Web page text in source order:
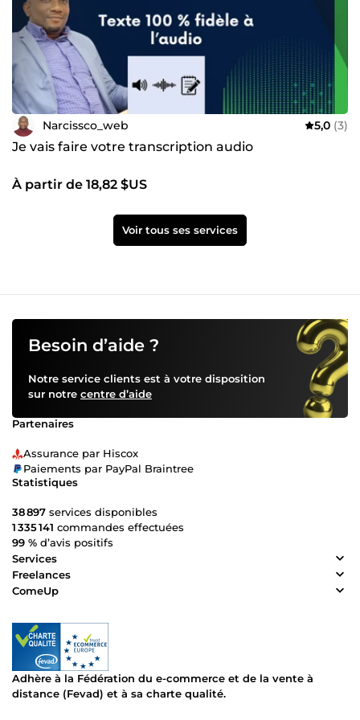
présentation professionnelle ; je serais ravi de faire partie
de votre équipe et de vous offrir des résultats concrets et
impressionnants. Ensemble, nous pouvons réaliser de
grandes choses !
Narcissco_web 5,0 (3)
Je vais faire votre transcription audio
À partir de 18,82 $US
Voir tous ses services
Besoin d’aide ?
Notre service clients est à votre disposition
sur notre centre d’aide
Partenaires
Assurance par Hiscox
Paiements par PayPal Braintree
Statistiques
38 897 services disponibles
1 335 141 commandes effectuées
99 % d’avis positifs
Services
Freelances
ComeUp
Adhère à la Fédération du e-commerce et de la vente à
distance (Fevad) et à sa charte qualité.